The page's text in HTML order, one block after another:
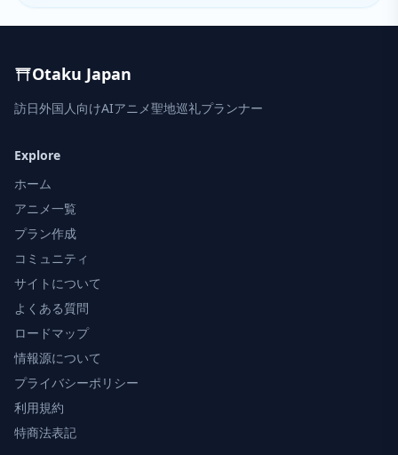
Otaku Japan
訪日外国人向けAIアニメ聖地巡礼プランナー
Explore
ホーム
アニメ一覧
プラン作成
コミュニティ
サイトについて
よくある質問
ロードマップ
情報源について
プライバシーポリシー
利用規約
特商法表記